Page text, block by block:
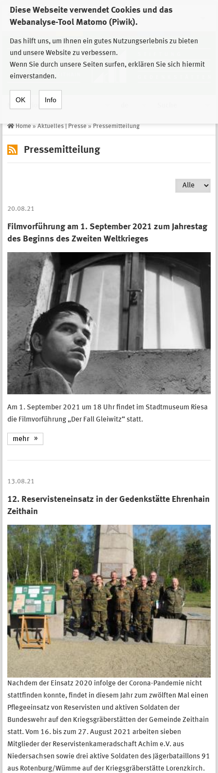
Diese Webseite verwendet Cookies und das
Webanalyse-Tool Matomo (Piwik).
Das hilft uns, um Ihnen ein gutes Nutzungserlebnis zu bieten
und unsere Website zu verbessern.
Wenn Sie durch unsere Seiten surfen, erklären Sie sich hiermit
einverstanden.
OK Info
Zur Auswahl der Einrichtungen der
Stiftung Sächsische Gedenkstätten
Home » Aktuelles | Presse » Pressemitteilung
Pressemitteilung
20.08.21
Filmvorführung am 1. September 2021 zum Jahrestag
des Beginns des Zweiten Weltkrieges
Am 1. September 2021 um 18 Uhr findet im Stadtmuseum Riesa
die Filmvorführung „Der Fall Gleiwitz“ statt.
mehr
13.08.21
12. Reservisteneinsatz in der Gedenkstätte Ehrenhain
Zeithain
Nachdem der Einsatz 2020 infolge der Corona-Pandemie nicht
stattfinden konnte, findet in diesem Jahr zum zwölften Mal einen
Pflegeeinsatz von Reservisten und aktiven Soldaten der
Bundeswehr auf den Kriegsgräberstätten der Gemeinde Zeithain
statt. Vom 16. bis zum 27. August 2021 arbeiten sieben
Mitglieder der Reservistenkameradschaft Achim e.V. aus
Niedersachsen sowie drei aktive Soldaten des Jägerbataillons 91
aus Rotenburg/Wümme auf der Kriegsgräberstätte Lorenzkirch.